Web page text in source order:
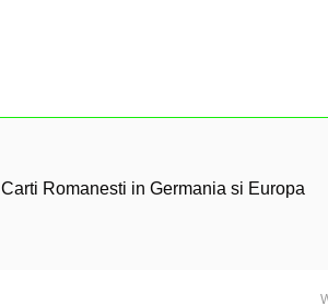
Carti Romanesti in Germania si Europa